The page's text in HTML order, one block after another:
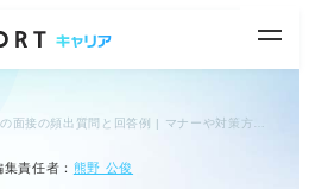
責任者： 熊野 公俊